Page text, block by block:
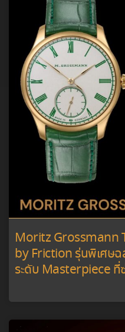
Moritz Grossmann
by Friction รุ่นพิเศษฉ
ระดับ Masterpiece ที่